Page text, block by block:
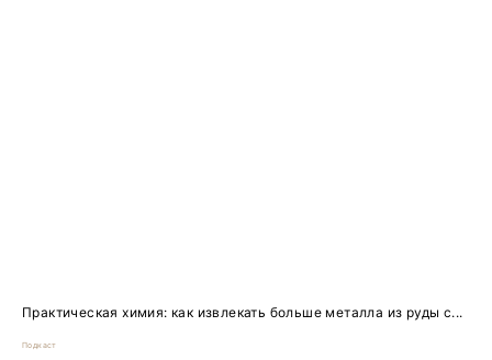
Практическая химия: как извлекать больше металла из руды с...
Подкаст